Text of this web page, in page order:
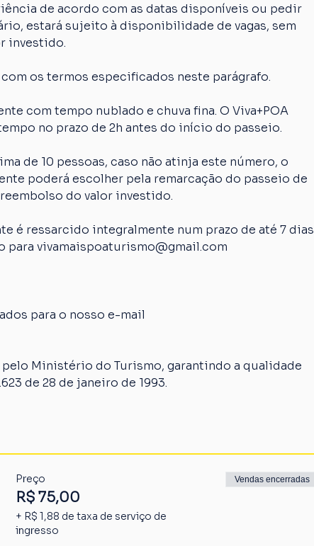
de acordo com as datas disponíveis ou pedir
estará sujeito à disponibilidade de vagas, sem
investido.
os termos especificados neste parágrafo.
com tempo nublado e chuva fina. O Viva+POA
no prazo de 2h antes do início do passeio.
de 10 pessoas, caso não atinja este número, o
poderá escolher pela remarcação do passeio de
do valor investido.
é ressarcido integralmente num prazo de até 7 dias
para vivamaispoaturismo@gmail.com
para o nosso e-mail
Ministério do Turismo, garantindo a qualidade
de 28 de janeiro de 1993.
Preço
R$ 75,00
+ R$ 1,88 de taxa de serviço de
ingresso
Vendas encerradas